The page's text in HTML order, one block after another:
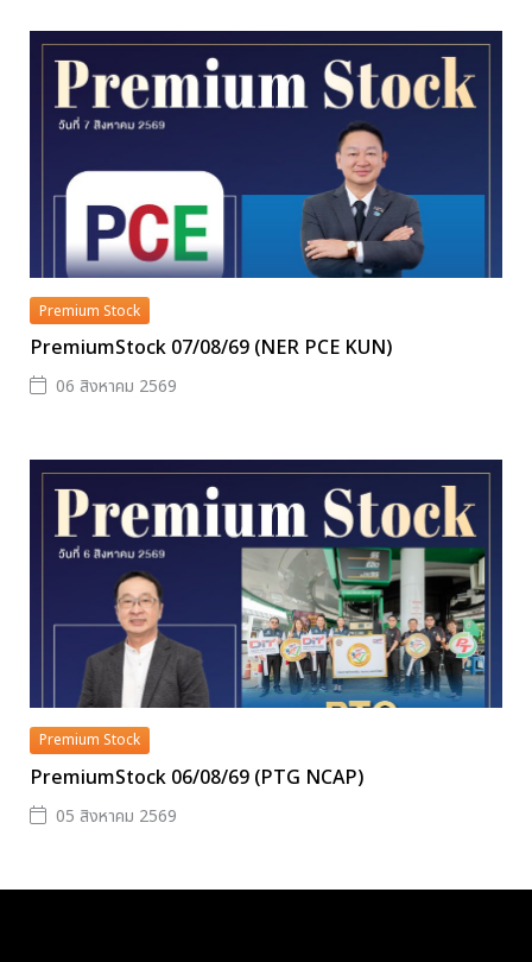
Premium Stock
PremiumStock 07/08/69 (NER PCE KUN)
06 สิงหาคม 2569
Premium Stock
PremiumStock 06/08/69 (PTG NCAP)
05 สิงหาคม 2569